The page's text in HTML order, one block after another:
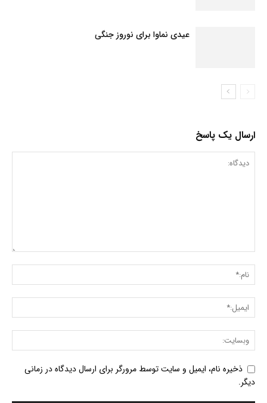
عیدی نماوا برای نوروز جنگی
ارسال یک پاسخ
ذخیره نام، ایمیل و سایت توسط مرورگر برای ارسال دیدگاه در زمانی
دیگر.